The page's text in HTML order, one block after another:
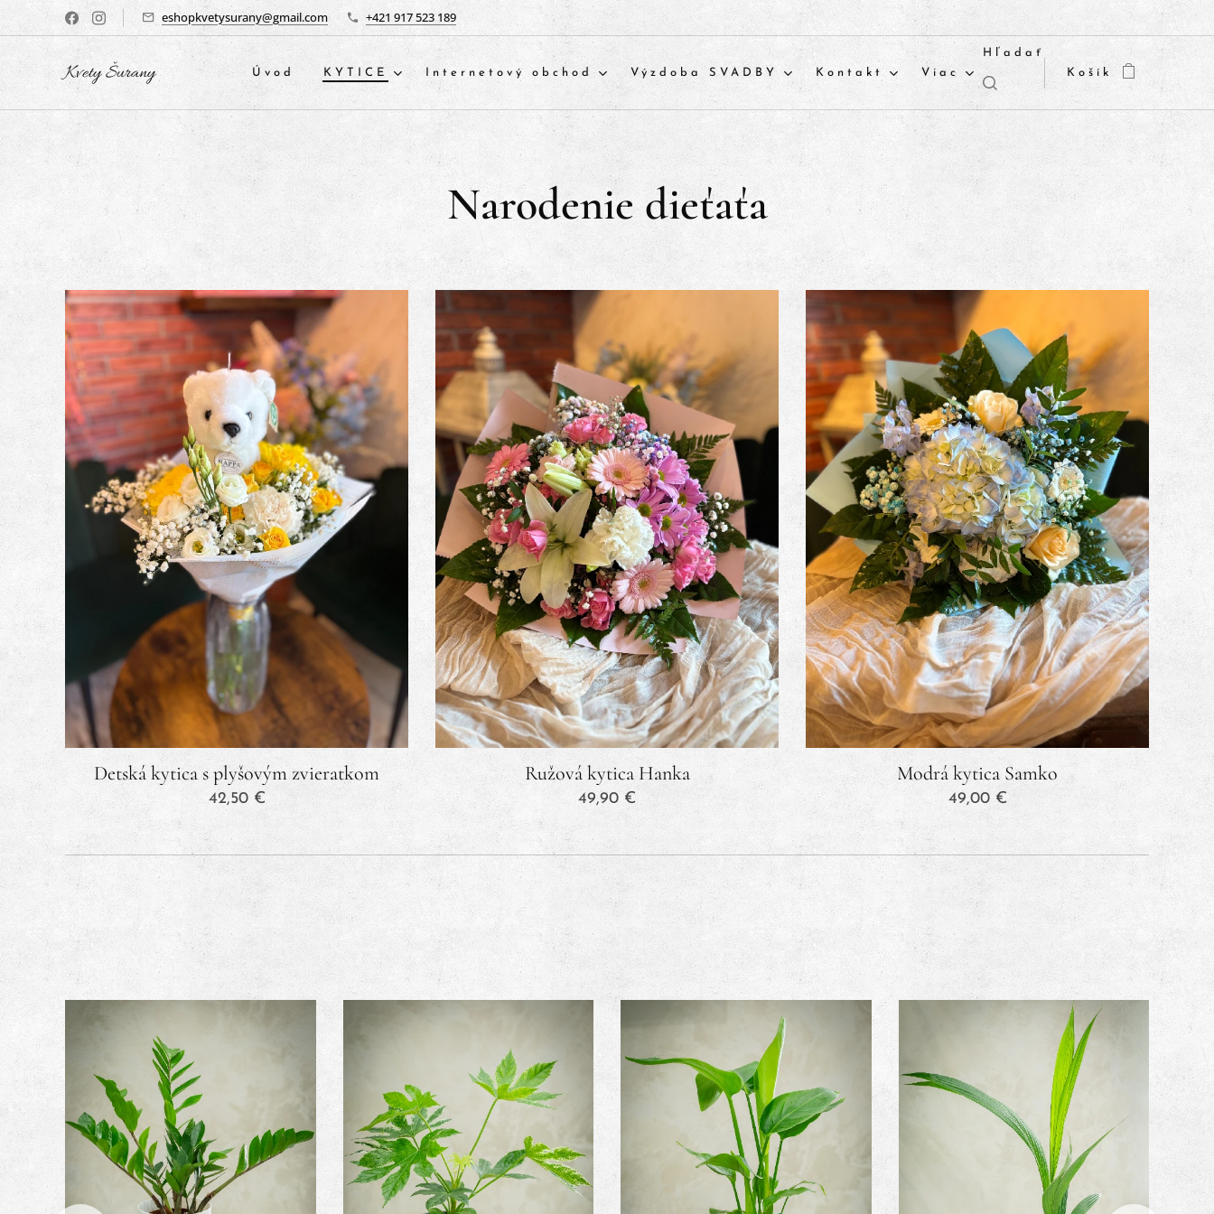
eshopkvetysurany@gmail.com +421 917 523 189
Kvety Šurany Úvod KYTICE Internetový obchod Výzdoba SVADBY Kontakt Viac
Hľadať
Košík
Narodenie dieťaťa
Detská kytica s plyšovým zvieratkom
42,50€
Ružová kytica Hanka
49,90 €
Modrá kytica Samko
49,00€